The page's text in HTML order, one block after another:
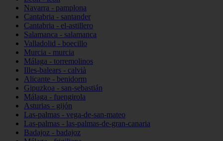
Navarra - pamplona
Cantabria - santander
Cantabria - el-astillero
Salamanca - salamanca
Valladolid - boecillo
Murcia - murcia
Málaga - torremolinos
Illes-balears - calvià
Alicante - benidorm
Gipuzkoa - san-sebastián
Málaga - fuengirola
Asturias - gijón
Las-palmas - vega-de-san-mateo
Las-palmas - las-palmas-de-gran-canaria
Badajoz - badajoz